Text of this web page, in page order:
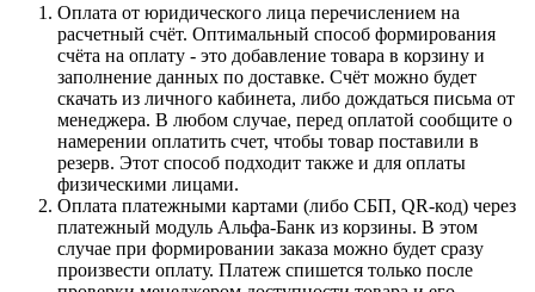
Оплата от юридического лица перечислением на
расчетный счёт. Оптимальный способ формирования
счёта на оплату - это добавление товара в корзину и
заполнение данных по доставке. Счёт можно будет
скачать из личного кабинета, либо дождаться письма от
менеджера. В любом случае, перед оплатой сообщите о
намерении оплатить счет, чтобы товар поставили в
резерв. Этот способ подходит также и для оплаты
физическими лицами.
Оплата платежными картами (либо СБП, QR-код) через
платежный модуль Альфа-Банк из корзины. В этом
случае при формировании заказа можно будет сразу
произвести оплату. Платеж спишется только после